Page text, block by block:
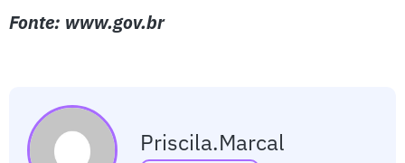
Fonte: www.gov.br
Priscila.marcal